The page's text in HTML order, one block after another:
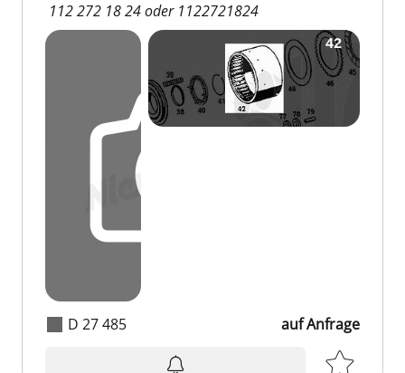
D 27 485
112 272 18 24 oder 1122721824
auf Anfrage